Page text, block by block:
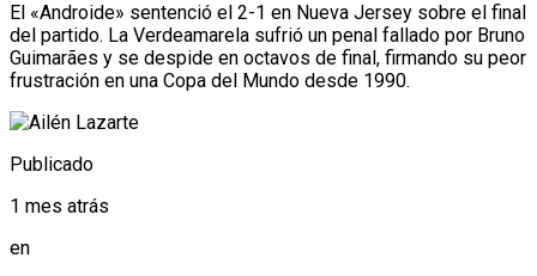
El «Androide» sentenció el 2-1 en Nueva Jersey sobre el final
del partido. La Verdeamarela sufrió un penal fallado por Bruno
Guimarães y se despide en octavos de final, firmando su peor
frustración en una Copa del Mundo desde 1990.
Publicado
1 mes atrás
en